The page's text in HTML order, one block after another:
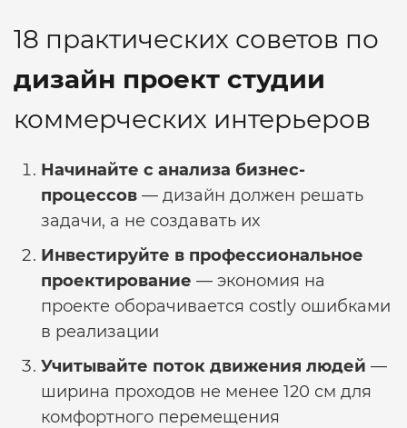
18 практических советов по
дизайн проект студии
коммерческих интерьеров
Начинайте с анализа бизнес-
процессов — дизайн должен решать
задачи, а не создавать их
Инвестируйте в профессиональное
проектирование — экономия на
проекте оборачивается costly ошибками
в реализации
Учитывайте поток движения людей —
ширина проходов не менее 120 см для
комфортного перемещения